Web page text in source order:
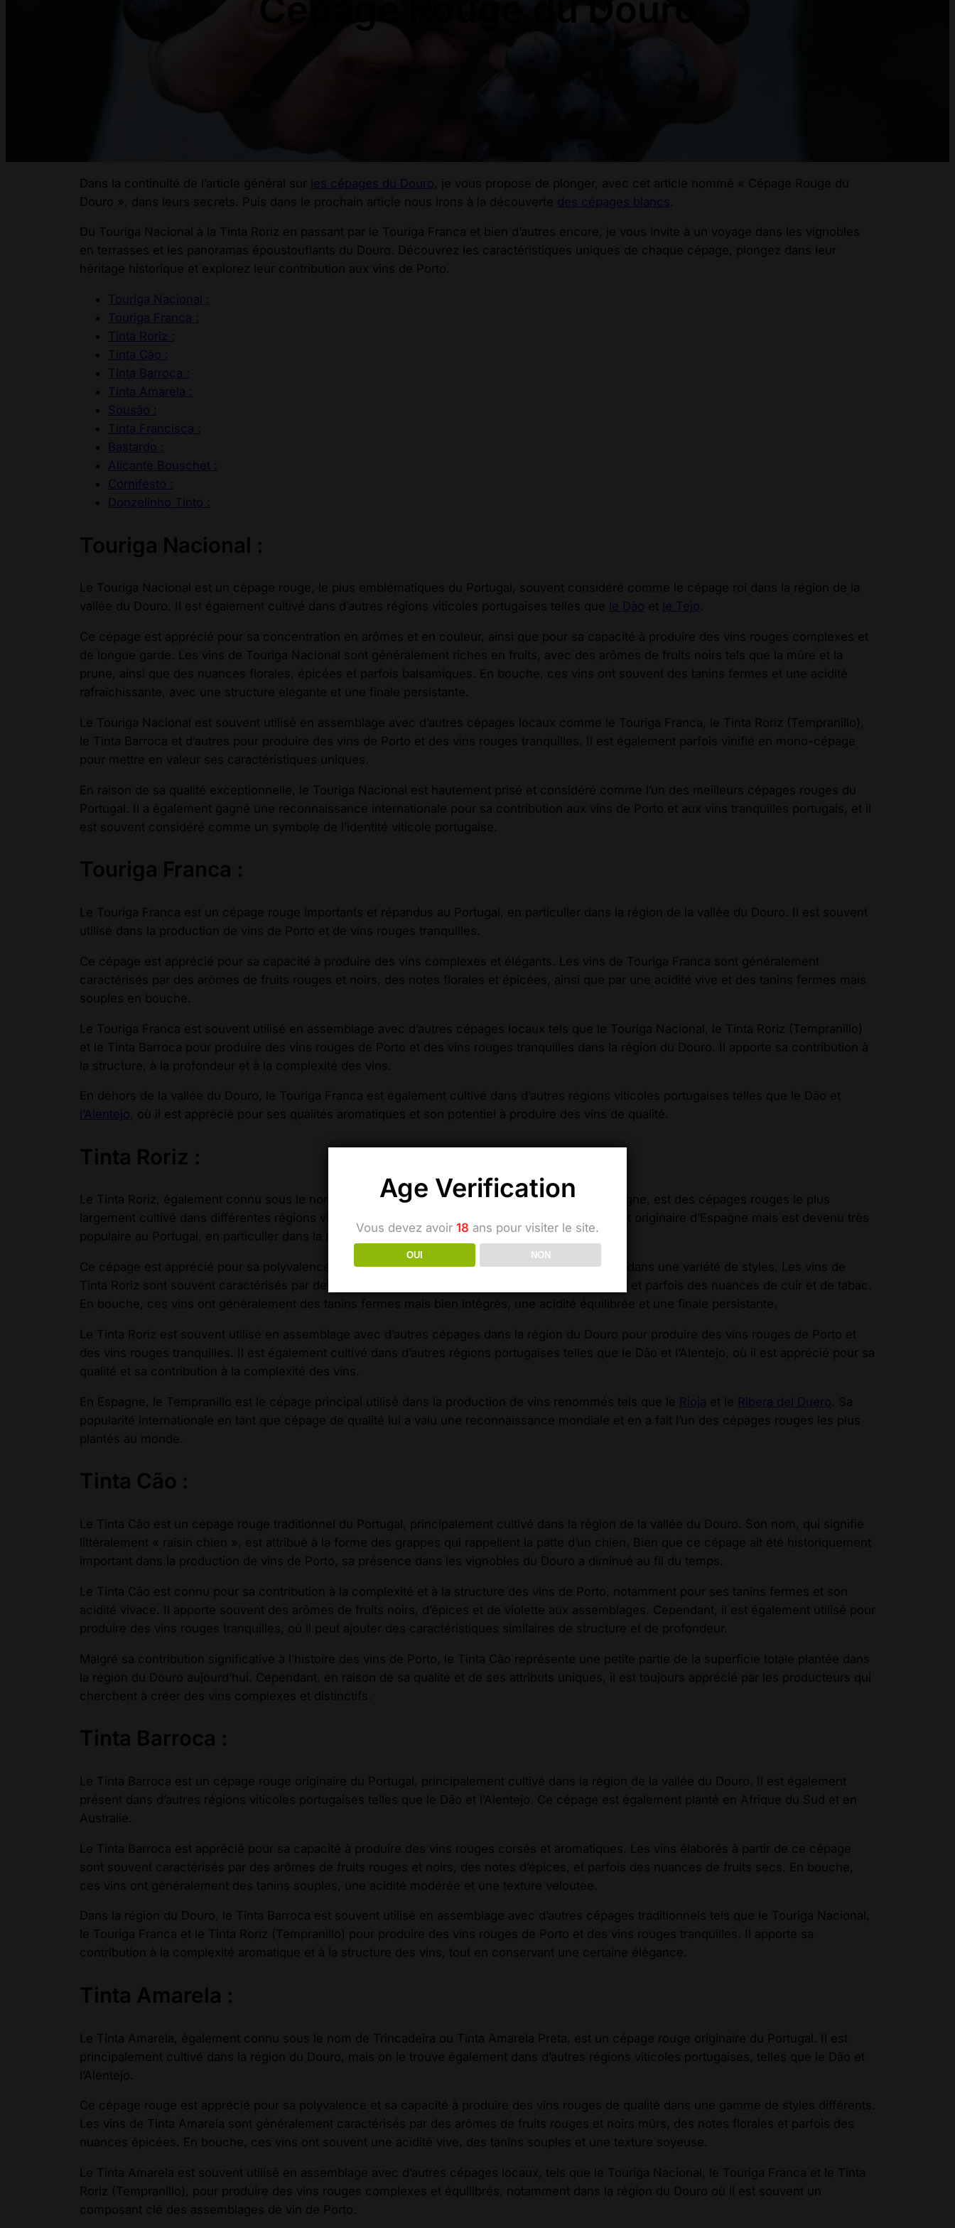
Dans la continuité de l’article général sur les cépages du Douro, je vous propose de plonger, avec cet article nommé « Cépage Rouge du
Douro », dans leurs secrets. Puis dans le prochain article nous irons à la découverte des cépages blancs.
Du Touriga Nacional à la Tinta Roriz en passant par le Touriga Franca et bien d’autres encore, je vous invite à un voyage dans les vignobles
en terrasses et les panoramas époustouflants du Douro. Découvrez les caractéristiques uniques de chaque cépage, plongez dans leur
héritage historique et explorez leur contribution aux vins de Porto.
Touriga Nacional :
Touriga Franca :
Tinta Roriz :
Tinta Cão :
Tinta Barroca :
Tinta Amarela :
Sousão :
Tinta Francisca :
Bastardo :
Alicante Bouschet :
Cornifesto :
Donzelinho Tinto :
Touriga Nacional :
Le Touriga Nacional est un cépage rouge, le plus emblématiques du Portugal, souvent considéré comme le cépage roi dans la région de la
vallée du Douro. Il est également cultivé dans d’autres régions viticoles portugaises telles que le Dão et le Tejo.
Ce cépage est apprécié pour sa concentration en arômes et en couleur, ainsi que pour sa capacité à produire des vins rouges complexes et
de longue garde. Les vins de Touriga Nacional sont généralement riches en fruits, avec des arômes de fruits noirs tels que la mûre et la
prune, ainsi que des nuances florales, épicées et parfois balsamiques. En bouche, ces vins ont souvent des tanins fermes et une acidité
rafraîchissante, avec une structure élégante et une finale persistante.
Le Touriga Nacional est souvent utilisé en assemblage avec d’autres cépages locaux comme le Touriga Franca, le Tinta Roriz (Tempranillo),
le Tinta Barroca et d’autres pour produire des vins de Porto et des vins rouges tranquilles. Il est également parfois vinifié en mono-cépage
pour mettre en valeur ses caractéristiques uniques.
En raison de sa qualité exceptionnelle, le Touriga Nacional est hautement prisé et considéré comme l’un des meilleurs cépages rouges du
Portugal. Il a également gagné une reconnaissance internationale pour sa contribution aux vins de Porto et aux vins tranquilles portugais, et il
est souvent considéré comme un symbole de l’identité viticole portugaise.
Touriga Franca :
Le Touriga Franca est un cépage rouge importants et répandus au Portugal, en particulier dans la région de la vallée du Douro. Il est souvent
utilisé dans la production de vins de Porto et de vins rouges tranquilles.
Ce cépage est apprécié pour sa capacité à produire des vins complexes et élégants. Les vins de Touriga Franca sont généralement
caractérisés par des arômes de fruits rouges et noirs, des notes florales et épicées, ainsi que par une acidité vive et des tanins fermes mais
souples en bouche.
Le Touriga Franca est souvent utilisé en assemblage avec d’autres cépages locaux tels que le Touriga Nacional, le Tinta Roriz (Tempranillo)
et le Tinta Barroca pour produire des vins rouges de Porto et des vins rouges tranquilles dans la région du Douro. Il apporte sa contribution à
la structure, à la profondeur et à la complexité des vins.
En dehors de la vallée du Douro, le Touriga Franca est également cultivé dans d’autres régions viticoles portugaises telles que le Dão et
l’Alentejo, où il est apprécié pour ses qualités aromatiques et son potentiel à produire des vins de qualité.
Tinta Roriz :
Le Tinta Roriz, également connu sous le nom de Aragonês au Portugal et de Tempranillo en Espagne, est des cépages rouges le plus
largement cultivé dans différentes régions viticoles, en particulier dans la péninsule ibérique. Il est originaire d’Espagne mais est devenu très
populaire au Portugal, en particulier dans la région de la vallée du Douro.
Ce cépage est apprécié pour sa polyvalence et sa capacité à produire des vins rouges de qualité dans une variété de styles. Les vins de
Tinta Roriz sont souvent caractérisés par des arômes de fruits rouges et noirs, des notes épicées et parfois des nuances de cuir et de tabac.
En bouche, ces vins ont généralement des tanins fermes mais bien intégrés, une acidité équilibrée et une finale persistante.
Le Tinta Roriz est souvent utilisé en assemblage avec d’autres cépages dans la région du Douro pour produire des vins rouges de Porto et
des vins rouges tranquilles. Il est également cultivé dans d’autres régions portugaises telles que le Dão et l’Alentejo, où il est apprécié pour sa
qualité et sa contribution à la complexité des vins.
En Espagne, le Tempranillo est le cépage principal utilisé dans la production de vins renommés tels que le Rioja et le Ribera del Duero. Sa
popularité internationale en tant que cépage de qualité lui a valu une reconnaissance mondiale et en a fait l’un des cépages rouges les plus
plantés au monde.
Tinta Cão :
Le Tinta Cão est un cépage rouge traditionnel du Portugal, principalement cultivé dans la région de la vallée du Douro. Son nom, qui signifie
littéralement « raisin chien », est attribué à la forme des grappes qui rappellent la patte d’un chien. Bien que ce cépage ait été historiquement
important dans la production de vins de Porto, sa présence dans les vignobles du Douro a diminué au fil du temps.
Le Tinta Cão est connu pour sa contribution à la complexité et à la structure des vins de Porto, notamment pour ses tanins fermes et son
acidité vivace. Il apporte souvent des arômes de fruits noirs, d’épices et de violette aux assemblages. Cependant, il est également utilisé pour
produire des vins rouges tranquilles, où il peut ajouter des caractéristiques similaires de structure et de profondeur.
Malgré sa contribution significative à l’histoire des vins de Porto, le Tinta Cão représente une petite partie de la superficie totale plantée dans
la région du Douro aujourd’hui. Cependant, en raison de sa qualité et de ses attributs uniques, il est toujours apprécié par les producteurs qui
cherchent à créer des vins complexes et distinctifs.
Tinta Barroca :
Le Tinta Barroca est un cépage rouge originaire du Portugal, principalement cultivé dans la région de la vallée du Douro. Il est également
présent dans d’autres régions viticoles portugaises telles que le Dão et l’Alentejo. Ce cépage est également planté en Afrique du Sud et en
Australie.
Le Tinta Barroca est apprécié pour sa capacité à produire des vins rouges corsés et aromatiques. Les vins élaborés à partir de ce cépage
sont souvent caractérisés par des arômes de fruits rouges et noirs, des notes d’épices, et parfois des nuances de fruits secs. En bouche,
ces vins ont généralement des tanins souples, une acidité modérée et une texture veloutée.
Dans la région du Douro, le Tinta Barroca est souvent utilisé en assemblage avec d’autres cépages traditionnels tels que le Touriga Nacional,
le Touriga Franca et le Tinta Roriz (Tempranillo) pour produire des vins rouges de Porto et des vins rouges tranquilles. Il apporte sa
contribution à la complexité aromatique et à la structure des vins, tout en conservant une certaine élégance.
Tinta Amarela :
Le Tinta Amarela, également connu sous le nom de Trincadeira ou Tinta Amarela Preta, est un cépage rouge originaire du Portugal. Il est
principalement cultivé dans la région du Douro, mais on le trouve également dans d’autres régions viticoles portugaises, telles que le Dão et
l’Alentejo.
Ce cépage rouge est apprécié pour sa polyvalence et sa capacité à produire des vins rouges de qualité dans une gamme de styles différents.
Les vins de Tinta Amarela sont généralement caractérisés par des arômes de fruits rouges et noirs mûrs, des notes florales et parfois des
nuances épicées. En bouche, ces vins ont souvent une acidité vive, des tanins souples et une texture soyeuse.
Le Tinta Amarela est souvent utilisé en assemblage avec d’autres cépages locaux, tels que le Touriga Nacional, le Touriga Franca et le Tinta
Roriz (Tempranillo), pour produire des vins rouges complexes et équilibrés, notamment dans la région du Douro où il est souvent un
composant clé des assemblages de vin de Porto.
Age Verification
Vous devez avoir 18 ans pour visiter le site.
OUI NON